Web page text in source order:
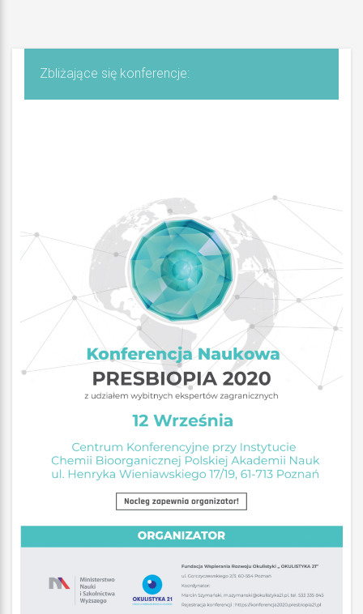
Zbliżające się konferencje: